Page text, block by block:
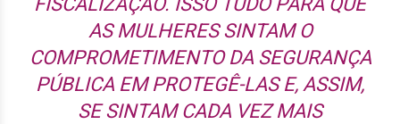
AS MULHERES SINTAM O
COMPROMETIMENTO DA SEGURANÇA
PÚBLICA EM PROTEGÊ-LAS E, ASSIM,
SE SINTAM CADA VEZ MAIS